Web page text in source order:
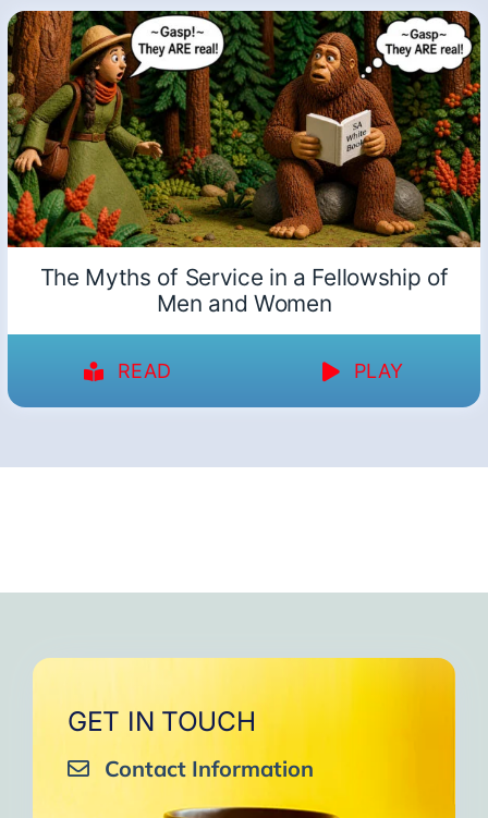
The Myths of Service in a Fellowship of
Men and Women
READ PLAY
GET IN TOUCH
Contact Information